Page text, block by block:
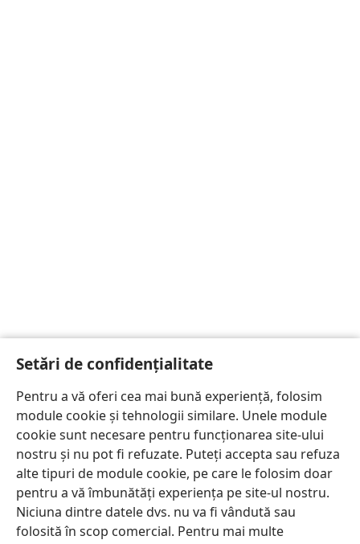
Setări de confidențialitate
Pentru a vă oferi cea mai bună experiență, folosim
module cookie și tehnologii similare. Unele module
cookie sunt necesare pentru funcționarea site-ului
nostru și nu pot fi refuzate. Puteți accepta sau refuza
alte tipuri de module cookie, pe care le folosim doar
pentru a vă îmbunătăți experiența pe site-ul nostru.
Niciuna dintre datele dvs. nu va fi vândută sau
folosită în scop comercial. Pentru mai multe